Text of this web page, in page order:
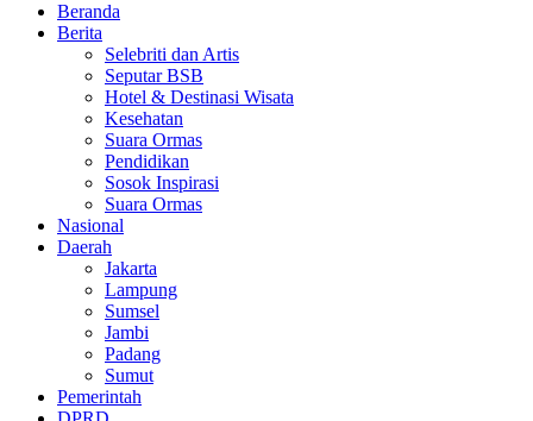
Beranda
Berita
Selebriti dan Artis
Seputar BSB
Hotel & Destinasi Wisata
Kesehatan
Suara Ormas
Pendidikan
Sosok Inspirasi
Suara Ormas
Nasional
Daerah
Jakarta
Lampung
Sumsel
Jambi
Padang
Sumut
Pemerintah